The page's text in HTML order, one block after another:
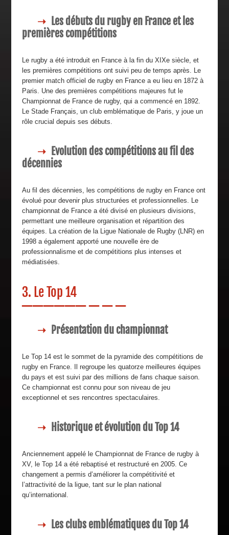
Les débuts du rugby en France et les
premières compétitions
Le rugby a été introduit en France à la fin du XIXe siècle, et
les premières compétitions ont suivi peu de temps après. Le
premier match officiel de rugby en France a eu lieu en 1872 à
Paris. Une des premières compétitions majeures fut le
Championnat de France de rugby, qui a commencé en 1892.
Le Stade Français, un club emblématique de Paris, y joue un
rôle crucial depuis ses débuts.
Evolution des compétitions au fil des
décennies
Au fil des décennies, les compétitions de rugby en France ont
évolué pour devenir plus structurées et professionnelles. Le
championnat de France a été divisé en plusieurs divisions,
permettant une meilleure organisation et répartition des
équipes. La création de la Ligue Nationale de Rugby (LNR) en
1998 a également apporté une nouvelle ère de
professionnalisme et de compétitions plus intenses et
médiatisées.
3. Le Top 14
Présentation du championnat
Le Top 14 est le sommet de la pyramide des compétitions de
rugby en France. Il regroupe les quatorze meilleures équipes
du pays et est suivi par des millions de fans chaque saison.
Ce championnat est connu pour son niveau de jeu
exceptionnel et ses rencontres spectaculaires.
Historique et évolution du Top 14
Anciennement appelé le Championnat de France de rugby à
XV, le Top 14 a été rebaptisé et restructuré en 2005. Ce
changement a permis d’améliorer la compétitivité et
l’attractivité de la ligue, tant sur le plan national
qu’international.
Les clubs emblématiques du Top 14